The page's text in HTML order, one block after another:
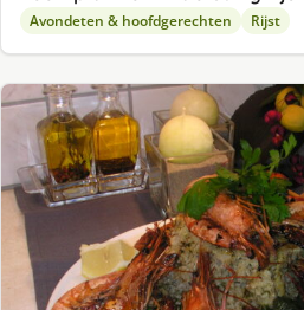
Avondeten & hoofdgerechten Rijst